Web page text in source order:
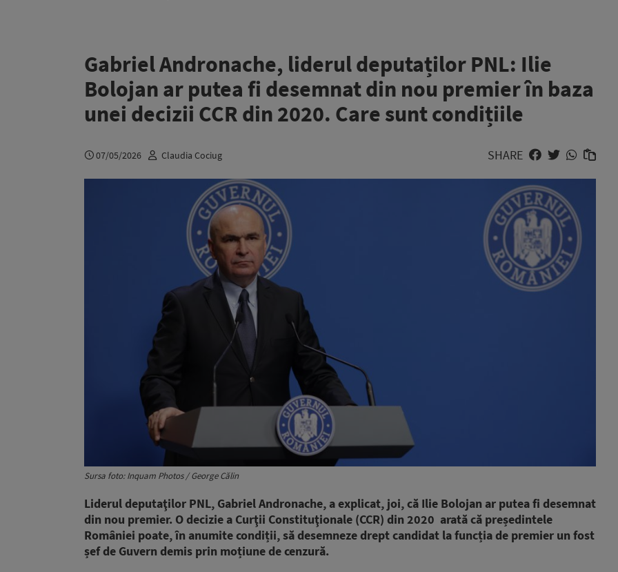
Gabriel Andronache, liderul deputaților PNL: Ilie
Bolojan ar putea fi desemnat din nou premier în baza
unei decizii CCR din 2020. Care sunt condițiile
07/05/2026 Claudia Cociug SHARE
Sursa foto: Inquam Photos / George Călin
Liderul deputaţilor PNL, Gabriel Andronache, a explicat, joi, că Ilie Bolojan ar putea fi desemnat
din nou premier. O decizie a Curţii Constituţionale (CCR) din 2020 arată că președintele
României poate, în anumite condiții, să desemneze drept candidat la funcția de premier un fost
șef de Guvern demis prin moțiune de cenzură.